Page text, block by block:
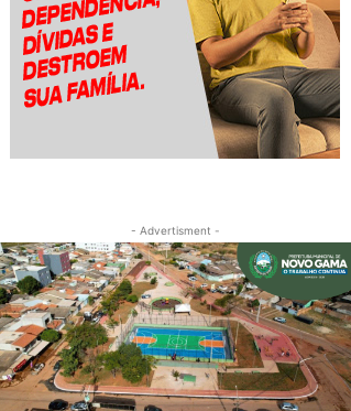
- Advertisment -